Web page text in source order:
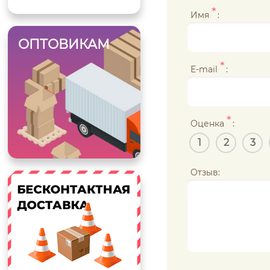
ОПТОВИКАМ
Имя * :
E-mail * :
Оценка * :
1 2 3
Отзыв: